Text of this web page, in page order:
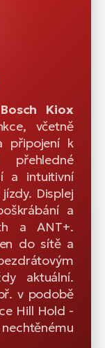
Bosch Kiox
včetně
připojení k
přehledné
a intuitivní
Displej
a
a ANT+.
do sítě a
aktuální.
v podobě
Hill Hold -